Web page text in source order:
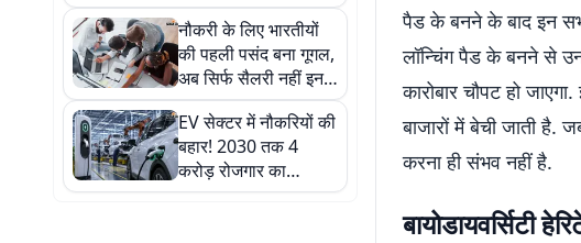
नौकरी के लिए भारतीयों
की पहली पसंद बना गूगल,
अब सिर्फ सैलरी नहीं इन
बातों को भी दे रहे हैं महत्व
EV सेक्टर में नौकरियों की
बहार! 2030 तक 4
करोड़ रोजगार का
अनुमान, जानिए किन
पैड के बनने के बाद इन सभी
लॉन्चिंग पैड के बनने से
कारोबार चौपट हो
बाजारों में बेची जाती है.
करना ही संभव नहीं है.
बायोडायवर्सिटी